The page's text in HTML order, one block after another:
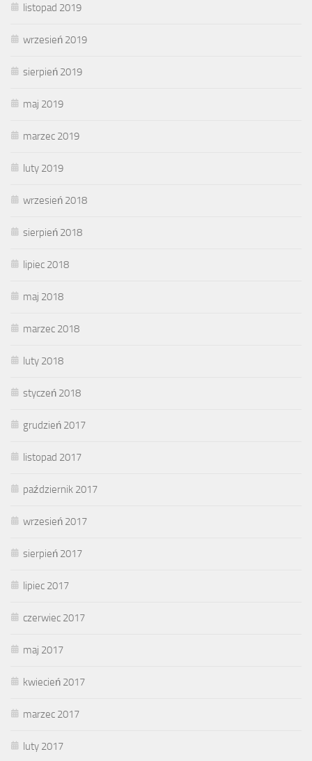
listopad 2019
wrzesień 2019
sierpień 2019
maj 2019
marzec 2019
luty 2019
wrzesień 2018
sierpień 2018
lipiec 2018
maj 2018
marzec 2018
luty 2018
styczeń 2018
grudzień 2017
listopad 2017
październik 2017
wrzesień 2017
sierpień 2017
lipiec 2017
czerwiec 2017
maj 2017
kwiecień 2017
marzec 2017
luty 2017